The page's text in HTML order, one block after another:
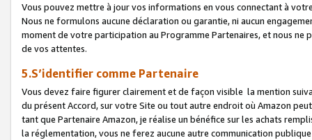
Vous pouvez mettre à jour vos informations en vous connectant à
Nous ne formulons aucune déclaration ou garantie, ni aucun
moment de votre participation au Programme Partenaires, et nous
de vos attentes.
5.S’identifier comme Partenaire
Vous devez faire figurer clairement et de façon visible la mention
du présent Accord, sur votre Site ou tout autre endroit où Amazon
tant que Partenaire Amazon, je réalise un bénéfice sur les achats
la réglementation, vous ne ferez aucune autre communication